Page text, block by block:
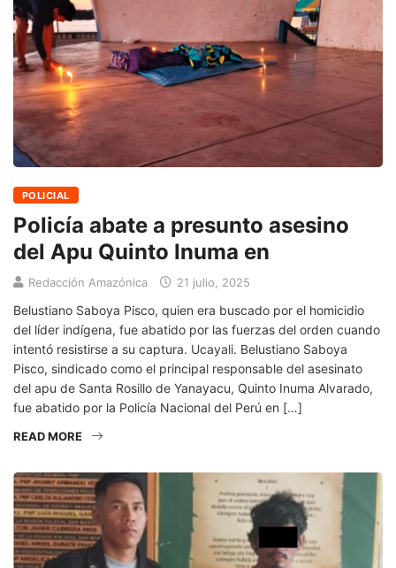
POLICIAL
Policía abate a presunto asesino
del Apu Quinto Inuma en
Redacción Amazónica 21 julio, 2025
Belustiano Saboya Pisco, quien era buscado por el homicidio
del líder indígena, fue abatido por las fuerzas del orden cuando
intentó resistirse a su captura. Ucayali. Belustiano Saboya
Pisco, sindicado como el principal responsable del asesinato
del apu de Santa Rosillo de Yanayacu, Quinto Inuma Alvarado,
fue abatido por la Policía Nacional del Perú en […]
READ MORE